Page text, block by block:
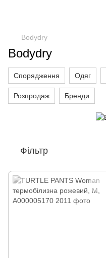
Bodydry
Bodydry
Спорядження Одяг
Розпродаж Бренди
Фільтр